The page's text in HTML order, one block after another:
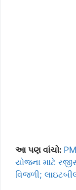
આ પણ વાંચો:
યોજના માટે
વિજળી;